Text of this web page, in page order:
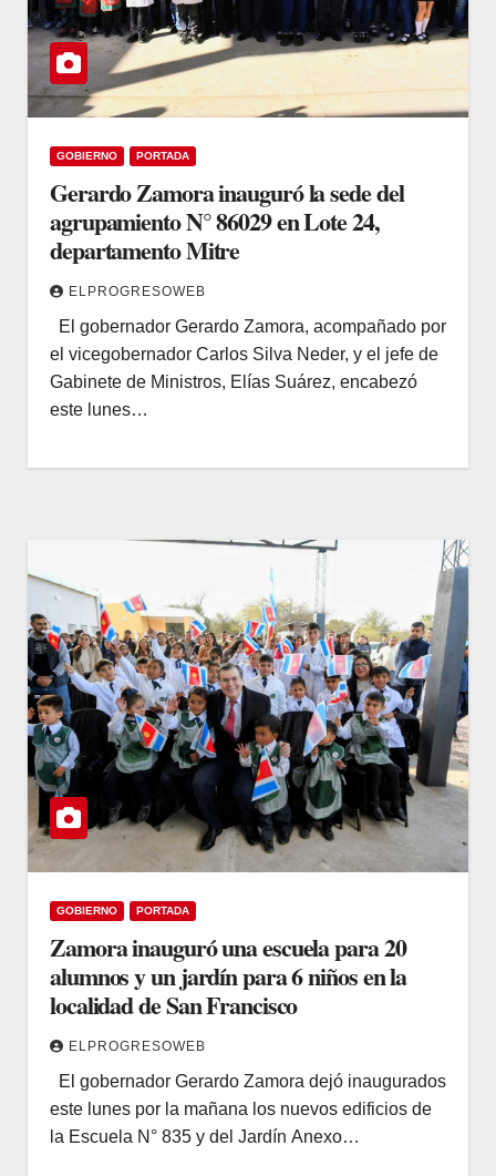
GOBIERNO PORTADA
Gerardo Zamora inauguró la sede del
agrupamiento N° 86029 en Lote 24,
departamento Mitre
ELPROGRESOWEB
El gobernador Gerardo Zamora, acompañado por
el vicegobernador Carlos Silva Neder, y el jefe de
Gabinete de Ministros, Elías Suárez, encabezó
este lunes…
GOBIERNO PORTADA
Zamora inauguró una escuela para 20
alumnos y un jardín para 6 niños en la
localidad de San Francisco
ELPROGRESOWEB
El gobernador Gerardo Zamora dejó inaugurados
este lunes por la mañana los nuevos edificios de
la Escuela N° 835 y del Jardín Anexo…